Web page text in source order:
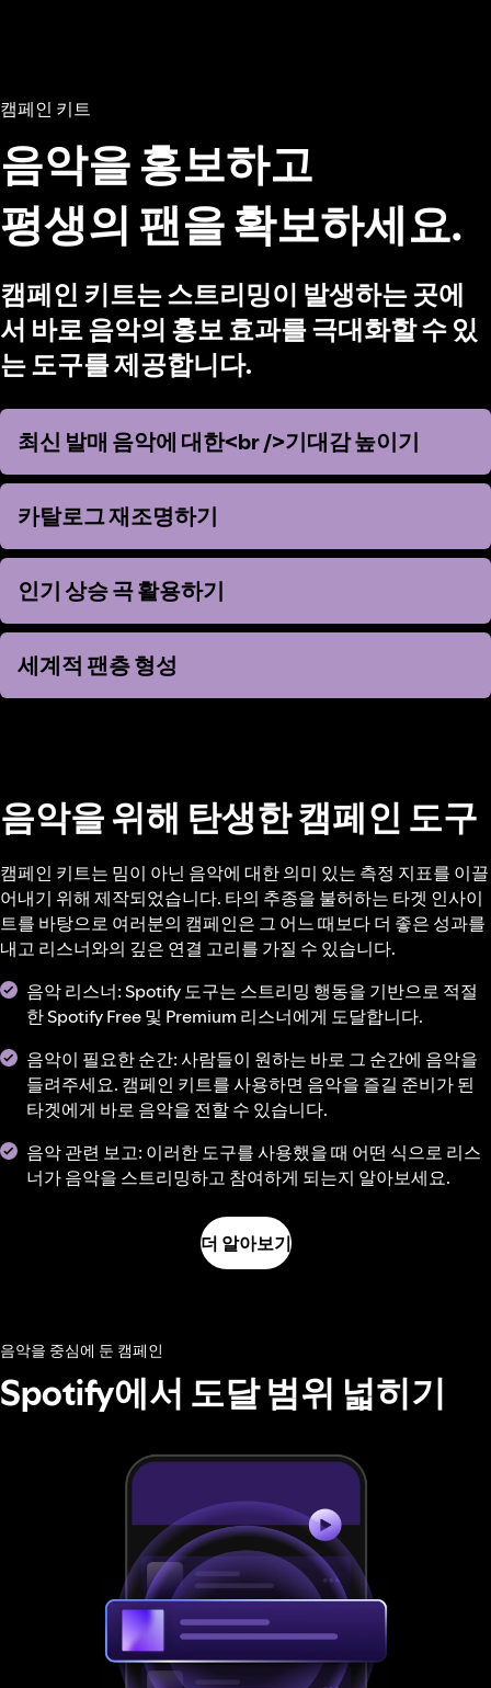
캠페인 키트
음악을 홍보하고
평생의 팬을 확보하세요.
캠페인 키트는 스트리밍이 발생하는 곳에
서 바로 음악의 홍보 효과를 극대화할 수 있
는 도구를 제공합니다.
최신 발매 음악에 대한<br />기대감 높이기
최신 발매 음악에 대한<br />기대감 높이기
카탈로그 재조명하기
카탈로그 재조명하기
인기 상승 곡 활용하기
인기 상승 곡 활용하기
세계적 팬층 형성
세계적 팬층 형성
음악을 위해 탄생한 캠페인 도구
캠페인 키트는 밈이 아닌 음악에 대한 의미 있는 측정 지표를 이끌
어내기 위해 제작되었습니다. 타의 추종을 불허하는 타겟 인사이
트를 바탕으로 여러분의 캠페인은 그 어느 때보다 더 좋은 성과를
내고 리스너와의 깊은 연결 고리를 가질 수 있습니다.
음악 리스너: Spotify 도구는 스트리밍 행동을 기반으로 적절
한 Spotify Free 및 Premium 리스너에게 도달합니다.
음악이 필요한 순간: 사람들이 원하는 바로 그 순간에 음악을
들려주세요. 캠페인 키트를 사용하면 음악을 즐길 준비가 된
타겟에게 바로 음악을 전할 수 있습니다.
음악 관련 보고: 이러한 도구를 사용했을 때 어떤 식으로 리스
너가 음악을 스트리밍하고 참여하게 되는지 알아보세요.
더 알아보기
음악을 중심에 둔 캠페인
Spotify에서 도달 범위 넓히기